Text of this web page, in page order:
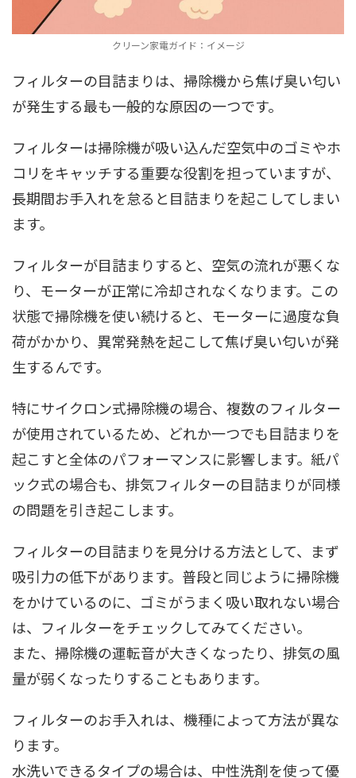
クリーン家電ガイド：イメージ
フィルターの目詰まりは、掃除機から焦げ臭い匂い
が発生する最も一般的な原因の一つです。
フィルターは掃除機が吸い込んだ空気中のゴミやホ
コリをキャッチする重要な役割を担っていますが、
長期間お手入れを怠ると目詰まりを起こしてしまい
ます。
フィルターが目詰まりすると、空気の流れが悪くな
り、モーターが正常に冷却されなくなります。この
状態で掃除機を使い続けると、モーターに過度な負
荷がかかり、異常発熱を起こして焦げ臭い匂いが発
生するんです。
特にサイクロン式掃除機の場合、複数のフィルター
が使用されているため、どれか一つでも目詰まりを
起こすと全体のパフォーマンスに影響します。紙パ
ック式の場合も、排気フィルターの目詰まりが同様
の問題を引き起こします。
フィルターの目詰まりを見分ける方法として、まず
吸引力の低下があります。普段と同じように掃除機
をかけているのに、ゴミがうまく吸い取れない場合
は、フィルターをチェックしてみてください。
また、掃除機の運転音が大きくなったり、排気の風
量が弱くなったりすることもあります。
フィルターのお手入れは、機種によって方法が異な
ります。
水洗いできるタイプの場合は、中性洗剤を使って優